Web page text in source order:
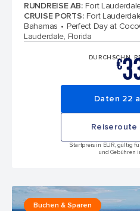
RUNDREISE AB: Fort
CRUISE PORTS: Fort
Bahamas
Perfect Day at
Lauderdale, Florida
DURCHSCHN.
€
Daten 22
Reiseroute
Startpreis in EUR, gültig
und Gebühren
Buchen & Sparen